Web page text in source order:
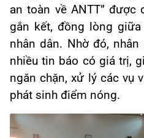
an toàn về ANTT” được
gắn kết, đồng lòng
nhân dân. Nhờ đó,
nhiều tin báo có giá trị,
ngăn chặn, xử lý các vụ
phát sinh điểm nóng.